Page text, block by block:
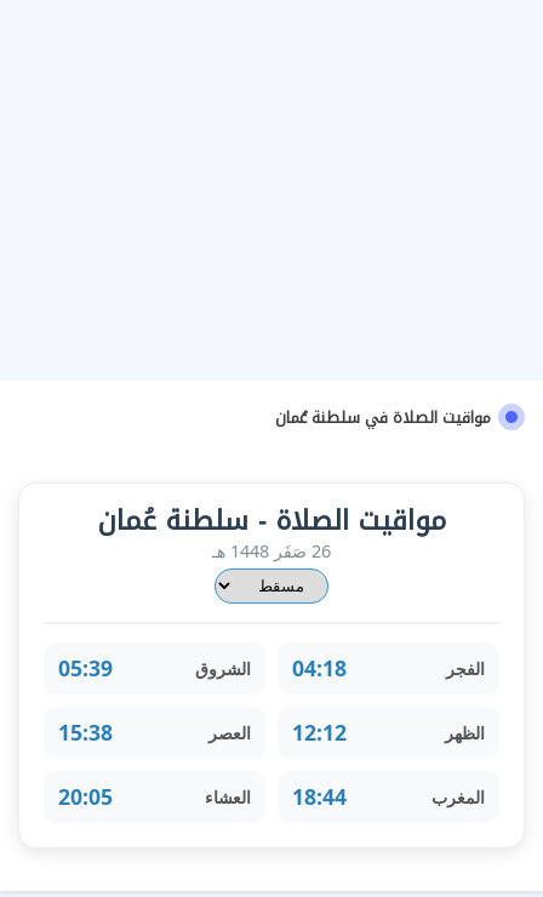
مواقيت الصلاة في سلطنة عُمان
مواقيت الصلاة - سلطنة عُمان
26 صَفَر 1448 هـ
الفجر 04:18 الشروق 05:39
الظهر 12:12 العصر 15:38
المغرب 18:44 العشاء 20:05